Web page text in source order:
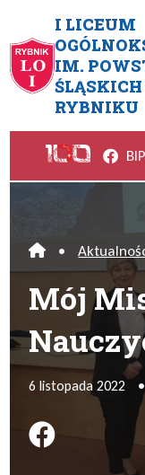
I LICEUM
IM.
RYBNIKU
Mój
BIP
Home
•
Mój
6 listopada 2022 •